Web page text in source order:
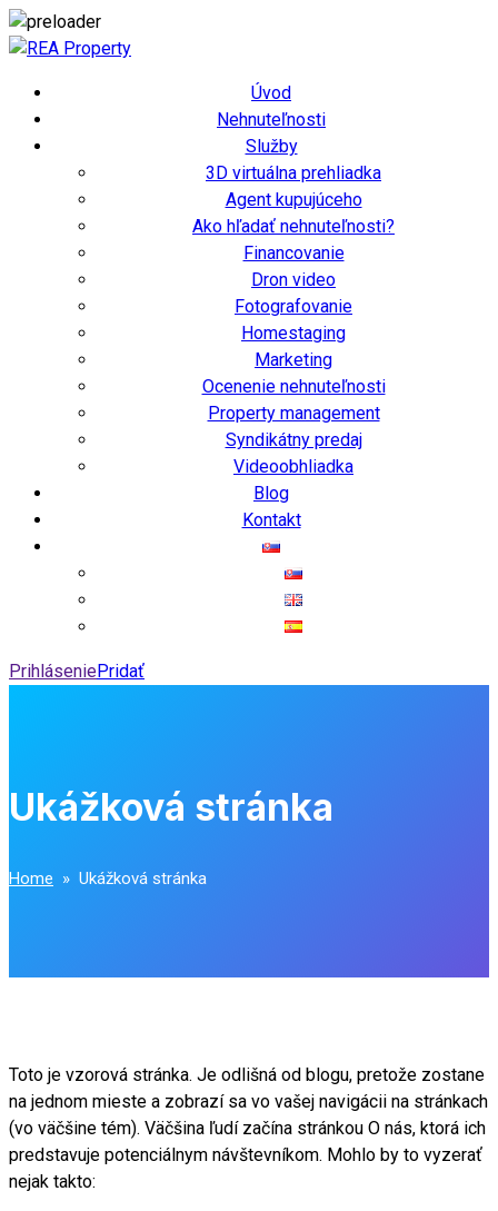
Úvod
Nehnuteľnosti
Služby
3D virtuálna prehliadka
Agent kupujúceho
Ako hľadať nehnuteľnosti?
Financovanie
Dron video
Fotografovanie
Homestaging
Marketing
Ocenenie nehnuteľnosti
Property management
Syndikátny predaj
Videoobhliadka
Blog
Kontakt
PrihláseniePridať
Ukážková stránka
Home » Ukážková stránka
Toto je vzorová stránka. Je odlišná od blogu, pretože zostane
na jednom mieste a zobrazí sa vo vašej navigácii na stránkach
(vo väčšine tém). Väčšina ľudí začína stránkou O nás, ktorá ich
predstavuje potenciálnym návštevníkom. Mohlo by to vyzerať
nejak takto: